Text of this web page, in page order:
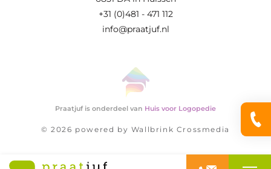
+31 (0)481 - 471 112
info@praatjuf.nl
Praatjuf is onderdeel van Huis voor Logopedie
© 2026 powered by Wallbrink Crossmedia